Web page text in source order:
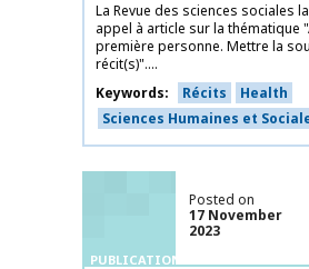
La Revue des sciences sociales
appel à article sur la thématique
première personne. Mettre la
récit(s)"....
Keywords
Récits
Health
Sciences Humaines et
PUBLICATIONS
Posted on
17 November
2023